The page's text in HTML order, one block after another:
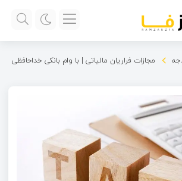
مجازات فراریان مالیاتی | با وام بانکی خداحافظی